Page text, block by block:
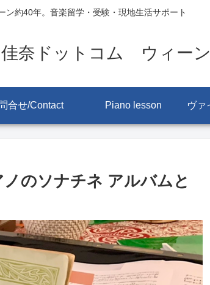
ン約40年。音楽留学・受験・現地生活サポート
佳奈ドットコム ウィーン
合せ/Contact Piano lesson
のソナチネ アルバムと